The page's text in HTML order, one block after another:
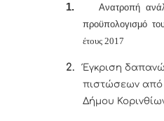
1.
Ανατροπή
προϋπολογισμό
έτους 2017
2.
Έγκριση
πιστώσεων από
Δήμου